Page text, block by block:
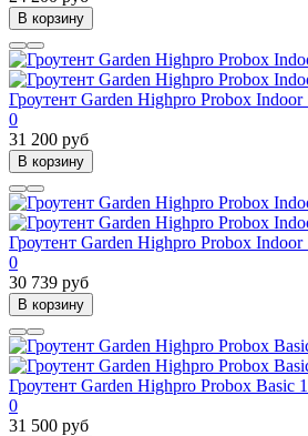
В корзину
Гроутент Garden Highpro Probox
0
31 200 руб
В корзину
Гроутент Garden Highpro Probox
0
30 739 руб
В корзину
Гроутент Garden Highpro Probox Basic
0
31 500 руб